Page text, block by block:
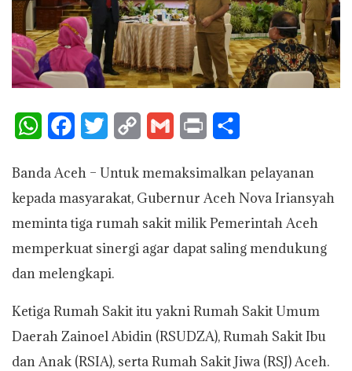
W
a
t
s
A
p
c
e
b
o
k
i
t
t
p
y
L
k
a
i
l
i
n
t
a
r
e
Banda Aceh – Untuk memaksimalkan pelayanan
kepada masyarakat, Gubernur Aceh Nova Iriansyah
meminta tiga rumah sakit milik Pemerintah Aceh
memperkuat sinergi agar dapat saling mendukung
dan melengkapi.
Ketiga Rumah Sakit itu yakni Rumah Sakit Umum
Daerah Zainoel Abidin (RSUDZA), Rumah Sakit Ibu
dan Anak (RSIA), serta Rumah Sakit Jiwa (RSJ) Aceh.